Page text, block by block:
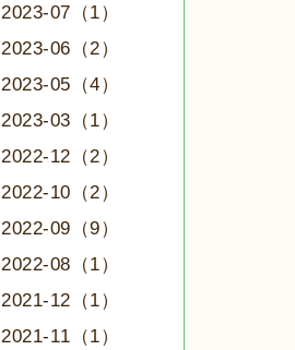
2023-07（1）
2023-06（2）
2023-05（4）
2023-03（1）
2022-12（2）
2022-10（2）
2022-09（9）
2022-08（1）
2021-12（1）
2021-11（1）